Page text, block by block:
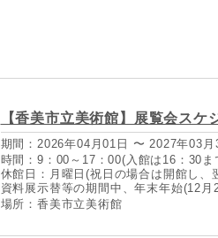
【香美市立美術館】展覧会スケ
期間：2026年04月01日 〜 2027年03月
時間：9：00～17：00(入館は16：30ま
休館日：月曜日(祝日の場合は開館し、
資料展示替等の期間中、年末年始(12月
場所：香美市立美術館